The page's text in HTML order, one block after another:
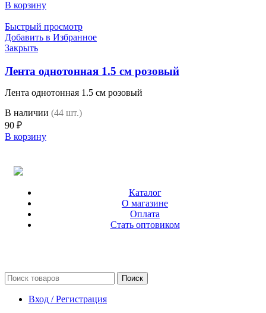
В корзину
Быстрый просмотр
Добавить в Избранное
Закрыть
Лента однотонная 1.5 см розовый
Лента однотонная 1.5 см розовый
В наличии (44 шт.)
90 ₽
В корзину
Каталог
О магазине
Оплата
Стать оптовиком
Поиск
Вход / Регистрация